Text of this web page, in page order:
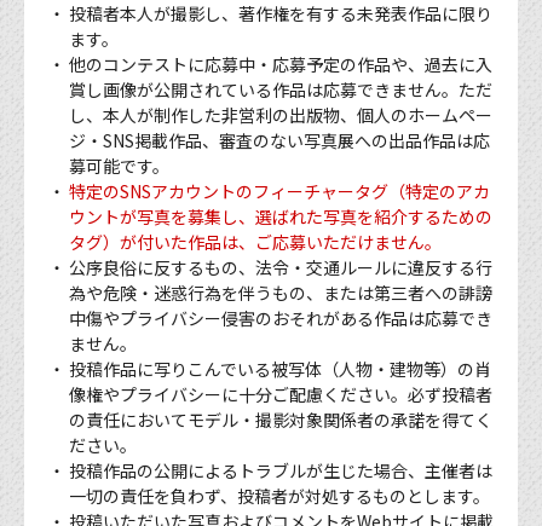
投稿者本人が撮影し、著作権を有する未発表作品に限り
ます。
他のコンテストに応募中・応募予定の作品や、過去に入
賞し画像が公開されている作品は応募できません。ただ
し、本人が制作した非営利の出版物、個人のホームペー
ジ・SNS掲載作品、審査のない写真展への出品作品は応
募可能です。
特定のSNSアカウントのフィーチャータグ（特定のアカ
ウントが写真を募集し、選ばれた写真を紹介するための
タグ）が付いた作品は、ご応募いただけません。
公序良俗に反するもの、法令・交通ルールに違反する行
為や危険・迷惑行為を伴うもの、または第三者への誹謗
中傷やプライバシー侵害のおそれがある作品は応募でき
ません。
投稿作品に写りこんでいる被写体（人物・建物等）の肖
像権やプライバシーに十分ご配慮ください。必ず投稿者
の責任においてモデル・撮影対象関係者の承諾を得てく
ださい。
投稿作品の公開によるトラブルが生じた場合、主催者は
一切の責任を負わず、投稿者が対処するものとします。
投稿いただいた写真およびコメントをWebサイトに掲載